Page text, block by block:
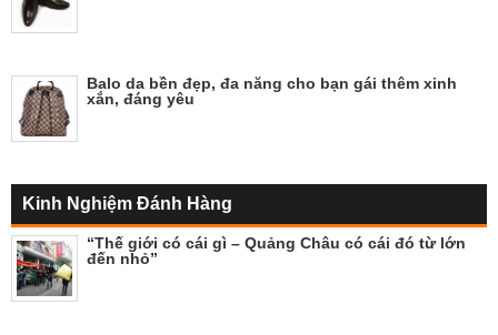
Balo da bền đẹp, đa năng cho bạn gái thêm xinh
xắn, đáng yêu
Kinh Nghiệm Đánh Hàng
“Thế giới có cái gì – Quảng Châu có cái đó từ lớn
đến nhỏ”